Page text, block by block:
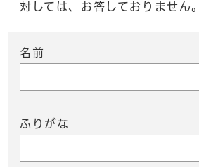
対しては、お答しておりません。
名前
ふりがな